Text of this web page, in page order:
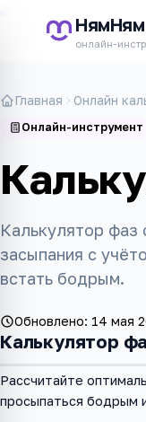
НямНям
онлайн-
Главная Онлайн
Онлайн-инструмент
Калькулятор фаз
засыпания с
встать бодрым.
Обновлено: 14 мая
Калькулятор
Рассчитайте
просыпаться бодрым